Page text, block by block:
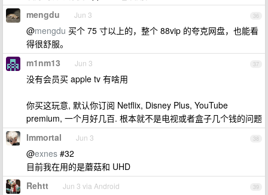
36
mengdu Jun 3
@mengdu 买个 75 寸以上的，整个 88vip 的夸克网盘，也能看
得很舒服。
37
m1nm13 Jun 3
没有会员买 apple tv 有啥用
你买这玩意, 默认你订阅 Netflix, Disney Plus, YouTube
premium, 一个月好几百. 根本就不是电视或者盒子几个钱的问题
38
Immortal Jun 3
@exnes #32
目前我在用的是蘑菇和 UHD
39
Rehtt Jun 3 via Android